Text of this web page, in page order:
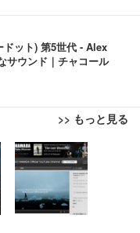
ット) 第5世代 - Alex
サウンド｜チャコール
>> もっと見る
子 テレワーク 疲れな
ンパクト 約105度ロッ
座面昇降 強化ナイロ
在宅ワーク H-WY01
ムモニター | FlexScan
・USB Type-C・ホワ
ーツ 薄型 レギュラー 1
300枚